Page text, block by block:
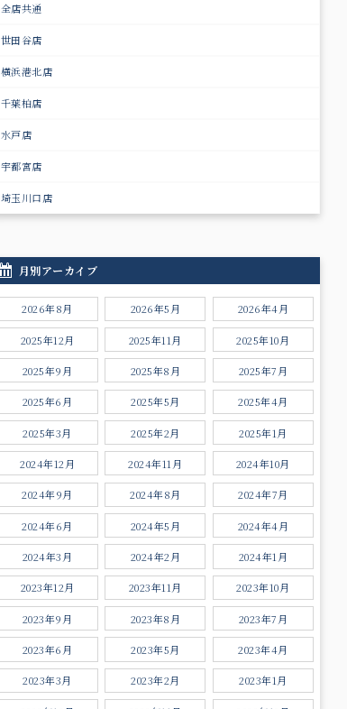
全店共通
世田谷店
横浜港北店
千葉柏店
水戸店
宇都宮店
埼玉川口店
月別アーカイブ
2026年8月 2026年5月 2026年4月
2025年12月 2025年11月 2025年10月
2025年9月 2025年8月 2025年7月
2025年6月 2025年5月 2025年4月
2025年3月 2025年2月 2025年1月
2024年12月 2024年11月 2024年10月
2024年9月 2024年8月 2024年7月
2024年6月 2024年5月 2024年4月
2024年3月 2024年2月 2024年1月
2023年12月 2023年11月 2023年10月
2023年9月 2023年8月 2023年7月
2023年6月 2023年5月 2023年4月
2023年3月 2023年2月 2023年1月